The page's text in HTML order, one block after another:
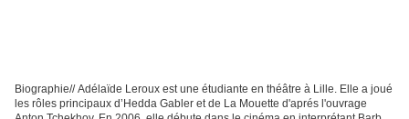
Biographie// Adélaïde Leroux est une étudiante en théâtre à Lille. Elle a joué
les rôles principaux d’Hedda Gabler et de La Mouette d'aprés l'ouvrage